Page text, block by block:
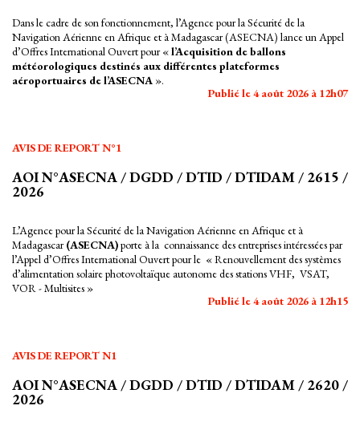
Dans le cadre de son fonctionnement, l’Agence pour la Sécurité de la
Navigation Aérienne en Afrique et à Madagascar (ASECNA) lance un Appel
d’Offres International Ouvert pour «l’Acquisition de ballons
météorologiques destinés aux différentes plateformes
aéroportuaires de l’ASECNA ».
Publié le 4 août 2026 à 12h07
AVIS DE REPORT N°1
AOI N°ASECNA / DGDD / DTID / DTIDAM / 2615 /
2026
L’Agence pour la Sécurité de la Navigation Aérienne en Afrique et à
Madagascar(ASECNA)porte à la connaissance des entreprises intéressées par
l’Appel d’Offres International Ouvert pour le « Renouvellement des systèmes
d’alimentation solaire photovoltaïque autonome des stations VHF, VSAT,
VOR - Multisites »
Publié le 4 août 2026 à 12h15
AVIS DE REPORT N1
AOI N°ASECNA / DGDD / DTID / DTIDAM / 2620 /
2026